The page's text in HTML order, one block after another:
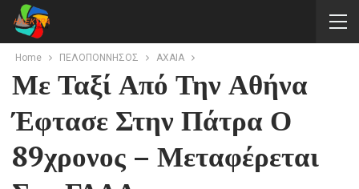
Home ΠΕΛΟΠΟΝΝΗΣΟΣ AXAIA
Με Ταξί Από Την Αθήνα
Έφτασε Στην Πάτρα Ο
89χρονος – Μεταφέρεται